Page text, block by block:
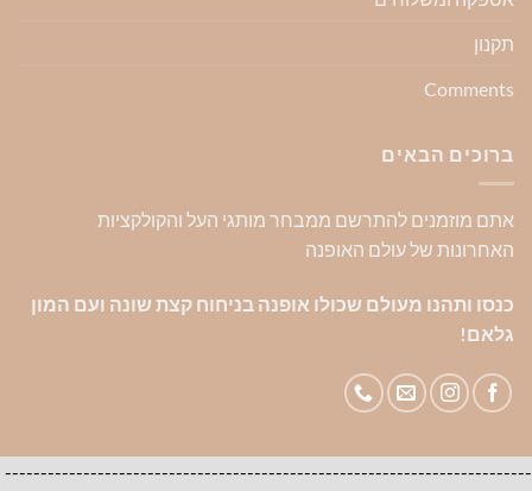
תקנון
Comments
ברוכים הבאים
אתם מוזמנים להתרשם ממבחר מותגי העל והקולקציות
האחרונות של עולם האופנה
כנסו ותהנו מעולם שכולו אופנה בניחוח קצת שונה ועם המון
גלאם!
--------------------------------------------------------------------------